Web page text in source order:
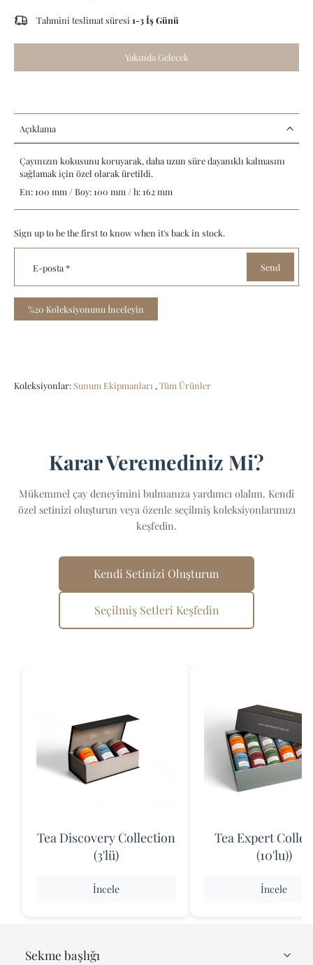
Tahmini teslimat süresi 1-3 İş Günü
Yakında Gelecek
Açıklama
Çayınızın kokusunu koruyarak, daha uzun süre dayanıklı kalmasını
sağlamak için özel olarak üretildi.
En: 100 mm / Boy: 100 mm / h: 162 mm
Sign up to be the first to know when it's back in stock.
E-posta* Send
%20 Koleksiyonunu İnceleyin
Koleksiyonlar:Sunum Ekipmanları , Tüm Ürünler
Karar Veremediniz Mi?
Mükemmel çay deneyimini bulmanıza yardımcı olalım. Kendi
özel setinizi oluşturun veya özenle seçilmiş koleksiyonlarımızı
keşfedin.
Kendi Setinizi Oluşturun
Seçilmiş Setleri Keşfedin
Tea Discovery Collection
(3'lü)
İncele
Tea Expert
(10'lu))
İncele
Sekme başlığı